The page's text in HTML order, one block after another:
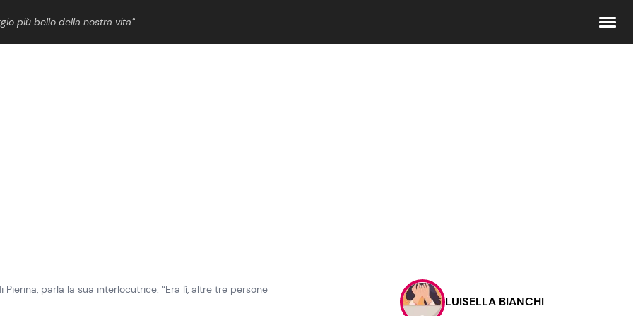
più bello della nostra vita”
Contattaci
Pubblicità
parla la sua interlocutrice: “Era lì, altre tre persone
LUISELLA BIANCHI